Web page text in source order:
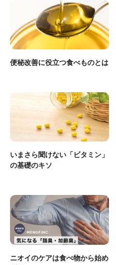
便秘改善に役立つ食べものとは
いまさら聞けない「ビタミン」
の基礎のキソ
ニオイのケアは食べ物から始め